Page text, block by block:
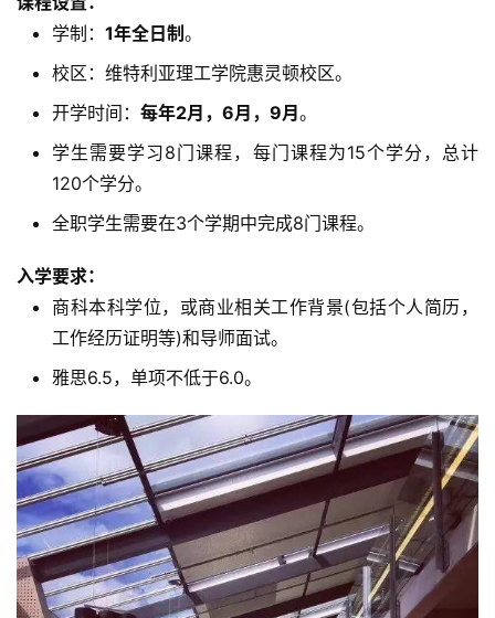
学制： 1年全日制 。
校区：维特利亚理工学院惠灵顿校区。
开学时间： 每年2月，6月，9月 。
学生需要学习8门课程，每门课程为15个学分，总计
120个学分。
全职学生需要在3个学期中完成8门课程。
入学要求：
商科本科学位，或商业相关工作背景(包括个人简历，
工作经历证明等)和导师面试。
雅思6.5，单项不低于6.0。